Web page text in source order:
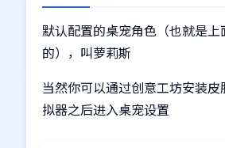
默认配置的桌宠角色（也就是上
的），叫萝莉斯
当然你可以通过创意工坊安装皮
拟器之后进入桌宠设置